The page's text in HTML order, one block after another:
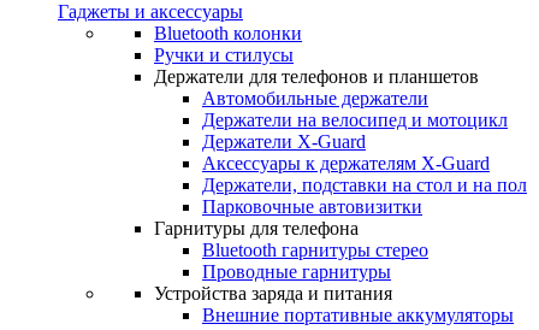
Гаджеты и аксессуары
Bluetooth колонки
Ручки и стилусы
Держатели для телефонов и планшетов
Автомобильные держатели
Держатели на велосипед и мотоцикл
Держатели X-Guard
Аксессуары к держателям X-Guard
Держатели, подставки на стол и на пол
Парковочные автовизитки
Гарнитуры для телефона
Bluetooth гарнитуры стерео
Проводные гарнитуры
Устройства заряда и питания
Внешние портативные аккумуляторы